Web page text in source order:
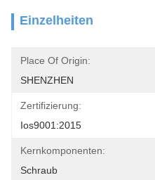
Einzelheiten
Place Of Origin:
SHENZHEN
Zertifizierung:
Ios9001:2015
Kernkomponenten:
Schraub